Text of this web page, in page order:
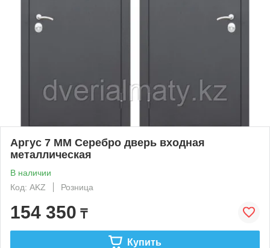
Аргус 7 ММ Серебро дверь входная
металлическая
В наличии
Код: AKZ
Розница
154 350 ₸
Купить